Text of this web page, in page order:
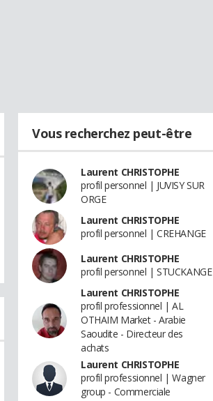
Vous recherchez peut-être
Laurent CHRISTOPHE
profil personnel | JUVISY SUR
ORGE
Laurent CHRISTOPHE
profil personnel | CREHANGE
Laurent CHRISTOPHE
profil personnel | STUCKANGE
Laurent CHRISTOPHE
profil professionnel | AL
OTHAIM Market - Arabie
Saoudite - Directeur des
achats
Laurent CHRISTOPHE
profil professionnel | Wagner
group - Commerciale